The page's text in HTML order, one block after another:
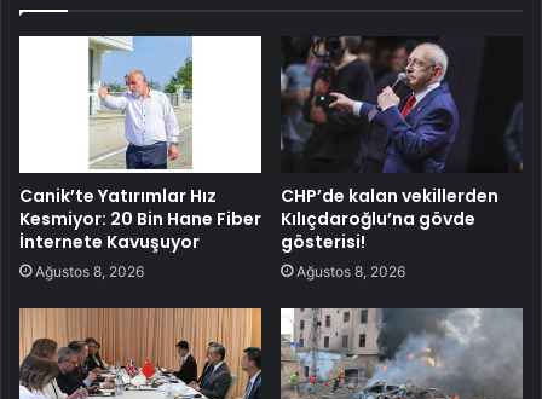
Canik’te Yatırımlar Hız
Kesmiyor: 20 Bin Hane Fiber
İnternete Kavuşuyor
Ağustos 8, 2026
CHP’de kalan vekillerden
Kılıçdaroğlu’na gövde
gösterisi!
Ağustos 8, 2026